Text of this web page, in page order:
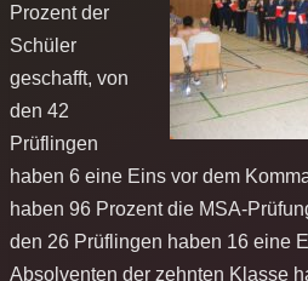
Prozent der
Schüler
geschafft, von
den 42
Prüflingen
haben 6 eine Eins vor dem
haben 96 Prozent die MSA-
den 26 Prüflingen haben 16 eine
Absolventen der zehnten Klasse